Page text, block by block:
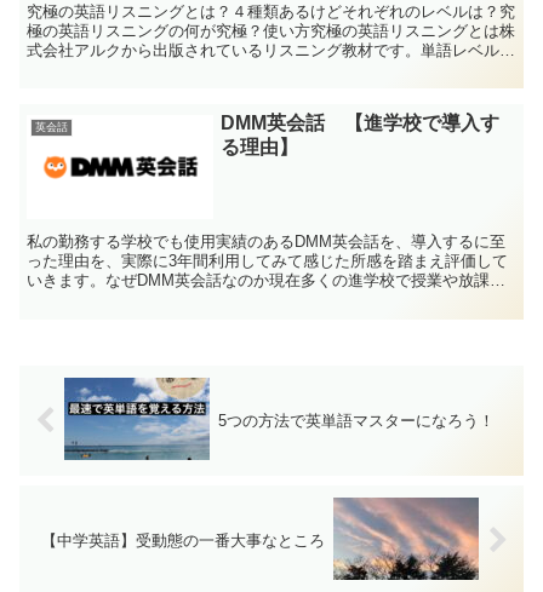
究極の英語リスニングとは？４種類あるけどそれぞれのレベルは？究
極の英語リスニングの何が究極？使い方究極の英語リスニングとは株
式会社アルクから出版されているリスニング教材です。単語レベル別
英会話
DMM英会話 【進学校で導入す
る理由】
私の勤務する学校でも使用実績のあるDMM英会話を、導入するに至
った理由を、実際に3年間利用してみて感じた所感を踏まえ評価して
いきます。なぜDMM英会話なのか現在多くの進学校で授業や放課後
5つの方法で英単語マスターになろう！
【中学英語】受動態の一番大事なところ